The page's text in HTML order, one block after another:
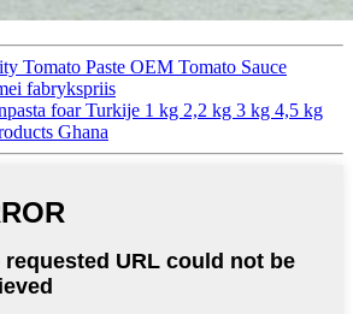
Tomato Paste OEM Tomato Sauce
fabrykspriis
foar Turkije 1 kg 2,2 kg 3 kg 4,5 kg
Ghana